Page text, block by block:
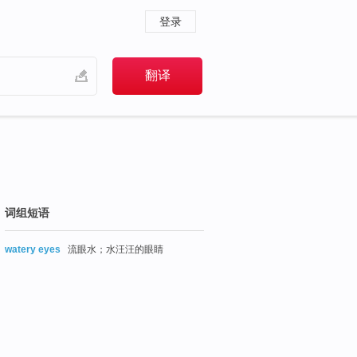
登录
词组短语
watery eyes 流眼水；水汪汪的眼睛